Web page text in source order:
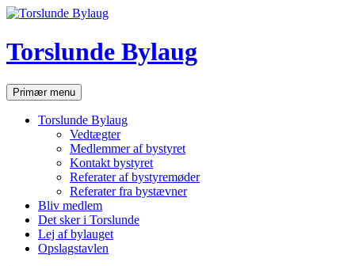
Hop
indhold
Torslunde Bylaug
SøgPrimær menu
Torslunde Bylaug
Vedtægter
Medlemmer af bystyret
Kontakt bystyret
Referater af bystyremøder
Referater fra bystævner
Bliv medlem
Det sker i Torslunde
Lej af bylauget
Opslagstavlen